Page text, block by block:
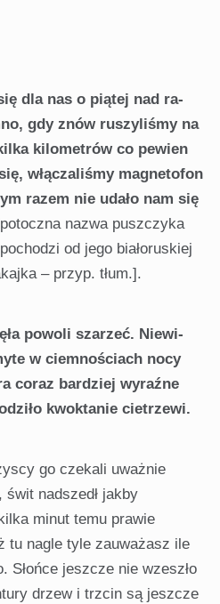
dla nas o piątej nad ra­
gdy znów ruszyliśmy na
kilometrów co pewien
włączaliśmy magnetofon
razem nie udało nam się
nazwa puszczyka
od jego białoruskiej
– przyp. tłum.].
powoli szarzeć. Niewi­
w ciemnościach nocy
coraz bardziej wyraźne
kwoktanie cietrzewi.
go czekali uważnie
świt nadszedł jakby
minut temu prawie
tu nagle tyle zauważasz ile
jeszcze nie wzeszło
drzew i trzcin są jesz­cze